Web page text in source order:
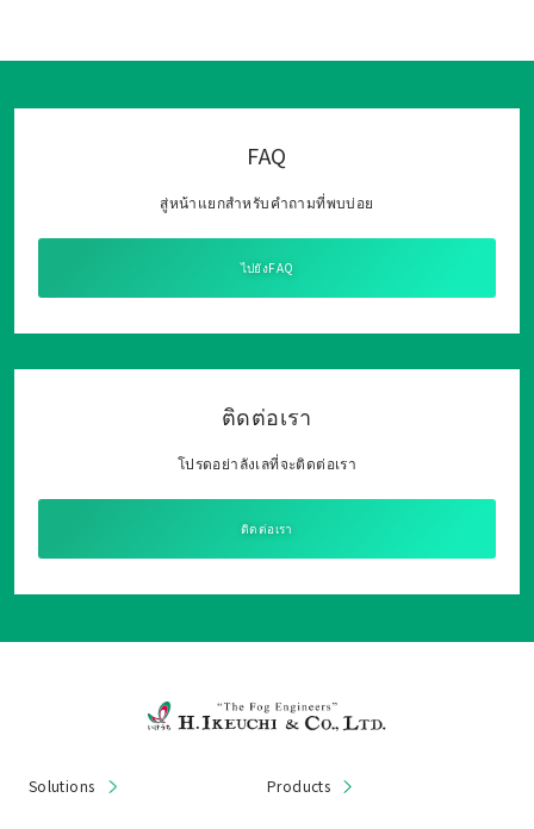
FAQ
สู่หน้าแยกสำหรับคำถามที่พบบ่อย
ไปยังFAQ
ติดต่อเรา
โปรดอย่าลังเลที่จะติดต่อเรา
ติดต่อเรา
Solutions Products